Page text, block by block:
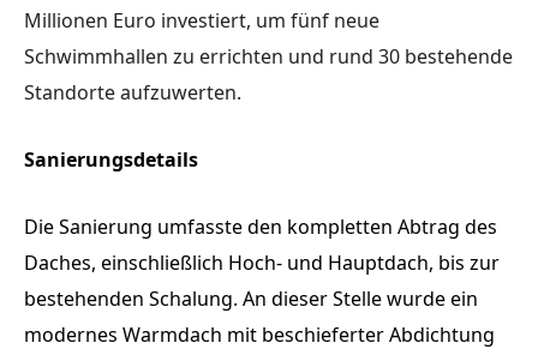
Millionen Euro investiert, um fünf neue
Schwimmhallen zu errichten und rund 30 bestehende
Standorte aufzuwerten.
Sanierungsdetails
Die Sanierung umfasste den kompletten Abtrag des
Daches, einschließlich Hoch- und Hauptdach, bis zur
bestehenden Schalung. An dieser Stelle wurde ein
modernes Warmdach mit beschieferter Abdichtung